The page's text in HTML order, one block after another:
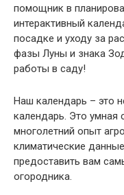
помощник в
интерактивный
посадке и уходу за
фазы Луны и знака
работы в саду!
Наш календарь – это
календарь. Это умная
многолетний опыт
климатические
предоставить вам
огородника.